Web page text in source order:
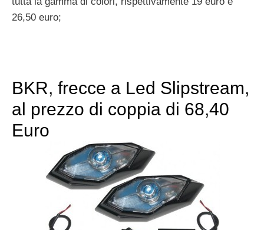
26,50 euro;
BKR, frecce a Led Slipstream,
al prezzo di coppia di 68,40
Euro